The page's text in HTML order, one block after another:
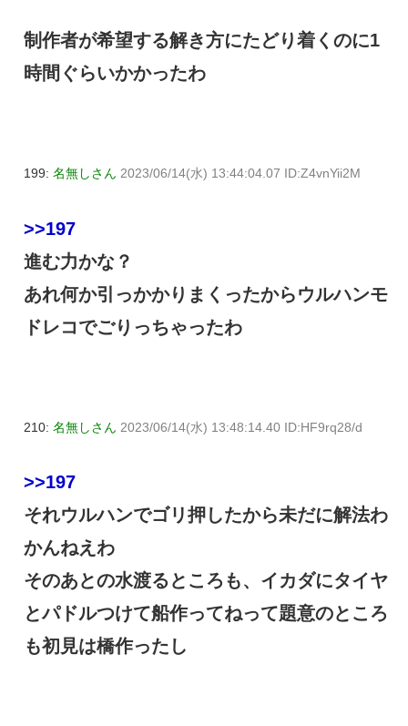
制作者が希望する解き方にたどり着くのに1
時間ぐらいかかったわ
199: 名無しさん 2023/06/14(水) 13:44:04.07 ID:Z4vnYii2M
>>197
進む力かな？
あれ何か引っかかりまくったからウルハンモ
ドレコでごりっちゃったわ
210: 名無しさん 2023/06/14(水) 13:48:14.40 ID:HF9rq28/d
>>197
それウルハンでゴリ押したから未だに解法わ
かんねえわ
そのあとの水渡るところも、イカダにタイヤ
とパドルつけて船作ってねって題意のところ
も初見は橋作ったし